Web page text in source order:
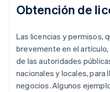
Obtención de
Las licencias y permisos,
brevemente en el
de las autoridades
nacionales y locales, para
negocios. Algunos